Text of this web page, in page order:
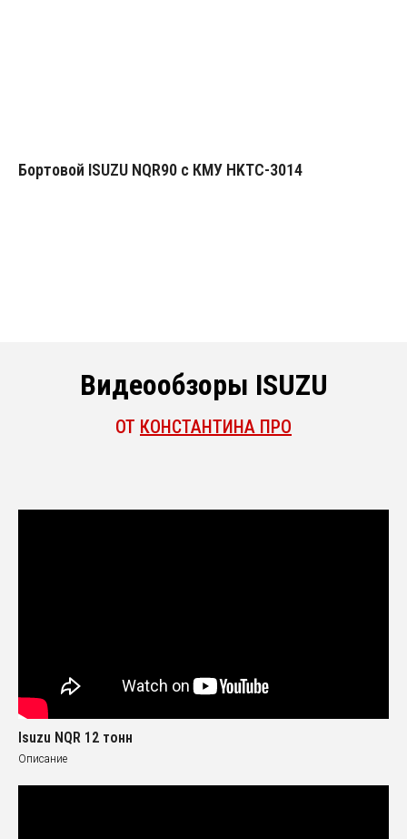
Бортовой ISUZU NQR90 с КМУ HKTC-3014
Видеообзоры ISUZU
ОТ КОНСТАНТИНА ПРО
Isuzu NQR 12 тонн
Описание